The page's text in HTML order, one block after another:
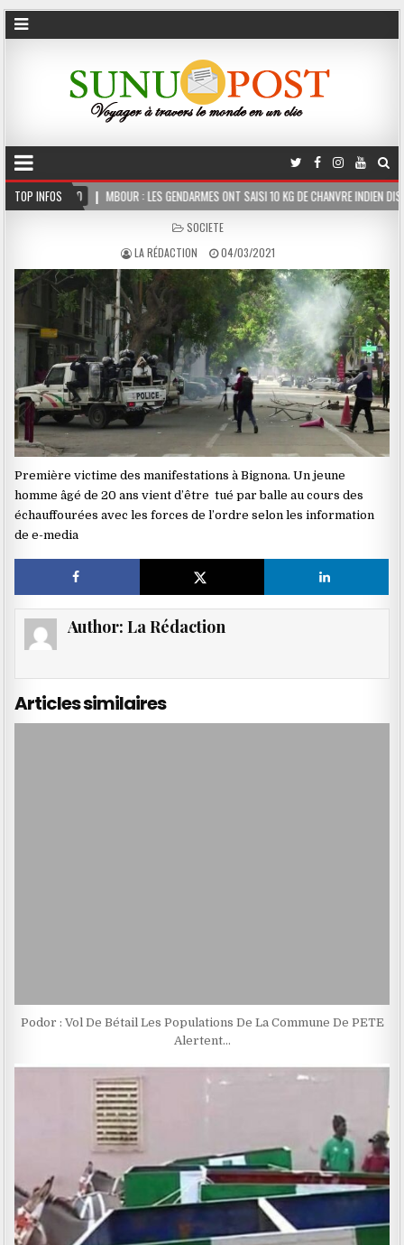
TOP INFOS
: LES GENDARMES ONT SAISI 10 KG DE CHANVRE INDIEN DISSIMULÉS DANS LE
POSTED
SOCIETE
LA RÉDACTION
04/03/2021
Première victime des manifestations à Bignona. Un jeune
homme âgé de 20 ans vient d’être tué par balle au cours des
échauffourées avec les forces de l’ordre selon les information
de e-media
Author: La Rédaction
Articles similaires
Podor : Vol De Bétail Les Populations De La Commune De PETE
Alertent…